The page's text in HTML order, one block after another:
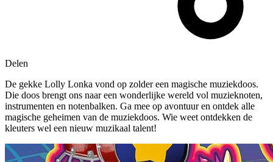
Delen
De gekke Lolly Lonka vond op zolder een magische muziekdoos.
Die doos brengt ons naar een wonderlijke wereld vol muzieknoten,
instrumenten en notenbalken. Ga mee op avontuur en ontdek alle
magische geheimen van de muziekdoos. Wie weet ontdekken de
kleuters wel een nieuw muzikaal talent!